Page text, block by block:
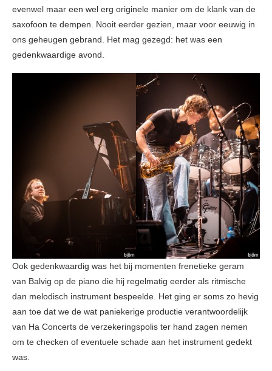
evenwel maar een wel erg originele manier om de klank van de
saxofoon te dempen. Nooit eerder gezien, maar voor eeuwig in
ons geheugen gebrand. Het mag gezegd: het was een
gedenkwaardige avond.
Ook gedenkwaardig was het bij momenten frenetieke geram
van Balvig op de piano die hij regelmatig eerder als ritmische
dan melodisch instrument bespeelde. Het ging er soms zo hevig
aan toe dat we de wat paniekerige productie verantwoordelijk
van Ha Concerts de verzekeringspolis ter hand zagen nemen
om te checken of eventuele schade aan het instrument gedekt
was.